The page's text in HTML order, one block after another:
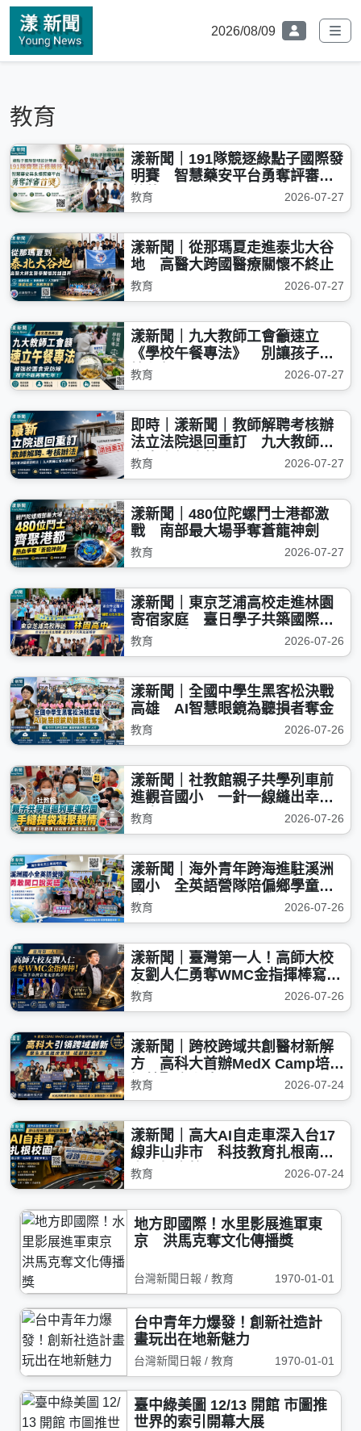
2026/08/09
教育
漾新聞｜191隊競逐綠點子國際發
明賽 智慧藥安平台勇奪評審團
首獎
教育 2026-07-27
漾新聞｜從那瑪夏走進泰北大谷
地 高醫大跨國醫療關懷不終止
教育 2026-07-27
漾新聞｜九大教師工會籲速立
《學校午餐專法》 別讓孩子再
等七年
教育 2026-07-27
即時｜漾新聞｜教師解聘考核辦
法立法院退回重訂 九大教師工
會肯定促改革
教育 2026-07-27
漾新聞｜480位陀螺鬥士港都激
戰 南部最大場爭奪蒼龍神劍
教育 2026-07-27
漾新聞｜東京芝浦高校走進林園
寄宿家庭 臺日學子共築國際文
化交流村
教育 2026-07-26
漾新聞｜全國中學生黑客松決戰
高雄 AI智慧眼鏡為聽損者奪金
教育 2026-07-26
漾新聞｜社教館親子共學列車前
進觀音國小 一針一線縫出幸福
時光
教育 2026-07-26
漾新聞｜海外青年跨海進駐溪洲
國小 全英語營隊陪偏鄉學童勇
敢開口
教育 2026-07-26
漾新聞｜臺灣第一人！高師大校
友劉人仁勇奪WMC金指揮棒寫歷
史
教育 2026-07-26
漾新聞｜跨校跨域共創醫材新解
方 高科大首辦MedX Camp培育
智慧醫療人才
教育 2026-07-24
漾新聞｜高大AI自走車深入台17
線非山非市 科技教育扎根南
安、蚵寮校園
教育 2026-07-24
地方即國際！水里影展進軍東
京 洪馬克奪文化傳播獎
台灣新聞日報 / 教育 1970-01-01
台中青年力爆發！創新社造計
畫玩出在地新魅力
台灣新聞日報 / 教育 1970-01-01
臺中綠美圖 12/13 開館 市圖推
世界的索引開幕大展